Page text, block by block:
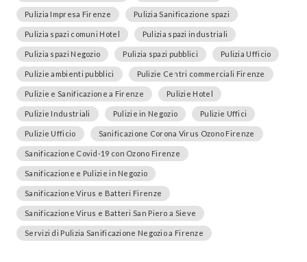
Pulizia Impresa Firenze Pulizia Sanificazione spazi
Pulizia spazi comuni Hotel Pulizia spazi industriali
Pulizia spazi Negozio Pulizia spazi pubblici Pulizia Ufficio
Pulizie ambienti pubblici Pulizie Centri commerciali Firenze
Pulizie e Sanificazione a Firenze Pulizie Hotel
Pulizie Industriali Pulizie in Negozio Pulizie Uffici
Pulizie Ufficio Sanificazione Corona Virus Ozono Firenze
Sanificazione Covid-19 con Ozono Firenze
Sanificazione e Pulizie in Negozio
Sanificazione Virus e Batteri Firenze
Sanificazione Virus e Batteri San Piero a Sieve
Servizi di Pulizia Sanificazione Negozio a Firenze